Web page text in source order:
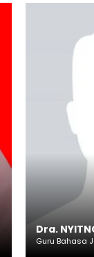
Dra.
Guru Bahasa